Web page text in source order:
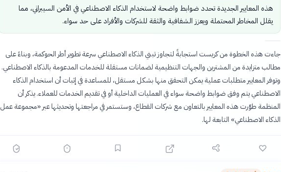
هذه المعايير الجديدة تحدد ضوابط واضحة لاستخدام الذكاء الاصطناعي في الأمن السيبراني، مما
يقلل المخاطر المحتملة ويعزز الشفافية والثقة للشركات والأفراد على حد سواء.
جاءت هذه الخطوة من كريست استجابةً لتجاوز تبني الذكاء الاصطناعي سرعة تطوير أطر الحوكمة، وبناءً على
مطالب متزايدة من المشترين والجهات التنظيمية لضمانات مستقلة للخدمات المدعومة بالذكاء الاصطناعي.
وتوفر المعايير متطلبات عملية يمكن التحقق منها بشكل مستقل، للمساعدة في إثبات أن استخدام الذكاء
الاصطناعي يتم وفق ضوابط واضحة سواء في العمليات الداخلية أو في تقديم الخدمات للعملاء. يذكر أن
المنظمة طوّرت هذه المعايير بالتعاون مع شركات القطاع، وستستمر في مراجعتها وتحديثها عبر «مجموعة عمل
الذكاء الاصطناعي» التابعة لها.